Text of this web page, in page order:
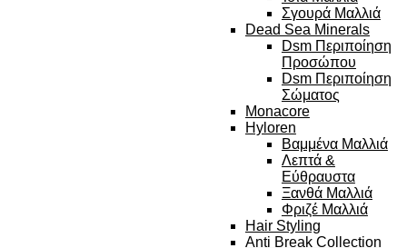
Σγουρά Μαλλιά
Dead Sea Minerals
Dsm Περιποίηση
Προσώπου
Dsm Περιποίηση
Σώματος
Monacore
Hyloren
Βαμμένα Μαλλιά
Λεπτά &
Εύθραυστα
Ξανθά Μαλλιά
Φριζέ Μαλλιά
Hair Styling
Anti Break Collection